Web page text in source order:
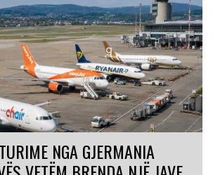
NGA GJERMANIA